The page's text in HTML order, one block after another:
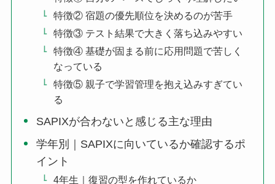
特徴② 宿題の優先順位を決めるのが苦手
特徴③ テスト結果で大きく落ち込みやすい
特徴④ 基礎が固まる前に応用問題で苦しく
なっている
特徴⑤ 親子で学習管理を抱え込みすぎてい
る
SAPIXが合わないと感じる主な理由
学年別｜SAPIXに向いているか確認するポ
イント
4年生｜復習の型を作れているか